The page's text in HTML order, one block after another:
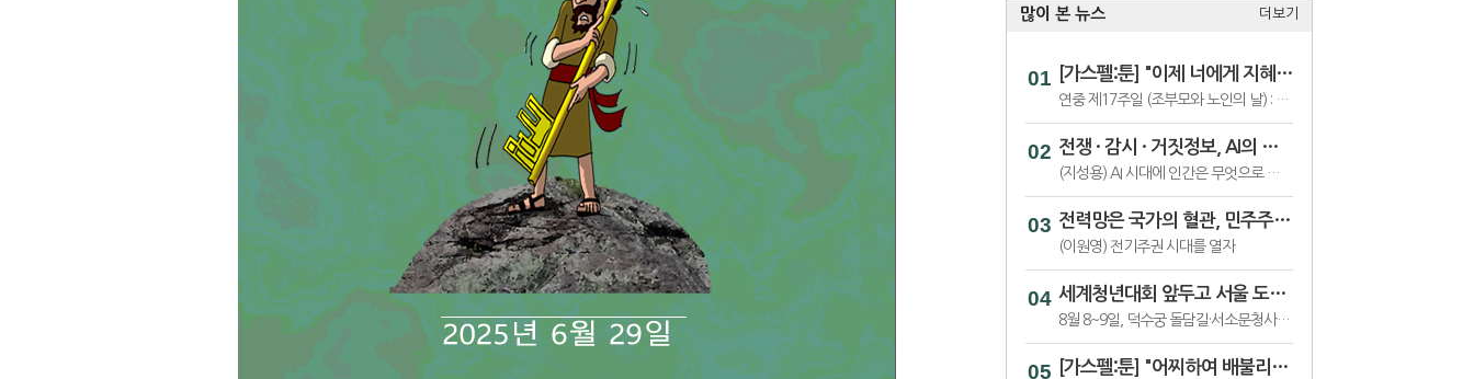
많이 본 뉴스 더보기
[가스펠:툰] "이제 너에게 지혜롭고 분별하는 마음을 준다"
연중 제17주일 (조부모와 노인의 날) : 함께 작용하여 선을 이룬다
전쟁 · 감시 · 거짓정보, AI의 어두운 얼굴
(지성용) AI 시대에 인간은 무엇으로 인간다움을 지킬 것인가_7
전력망은 국가의 혈관, 민주주의 전류가 흐르게 해야
(이원영) 전기주권 시대를 열자
세계청년대회 앞두고 서울 도심서 '가톨릭문화박람회’
8월 8~9일, 덕수궁 돌담길·서소문청사 일대서 ‘2026 가톨릭문화박람회’
[가스펠:툰] "어찌하여 배불리지도 못하는 것에 수고를 들이느냐"